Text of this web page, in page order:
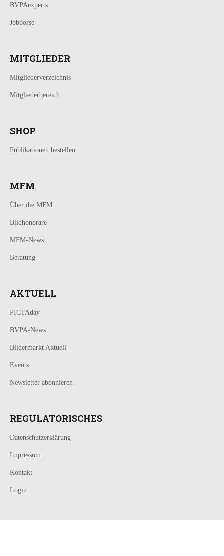
BVPAexperts
Jobbörse
MITGLIEDER
Mitgliederverzeichnis
Mitgliederbereich
SHOP
Publikationen bestellen
MFM
Über die MFM
Bildhonorare
MFM-News
Beratung
AKTUELL
PICTAday
BVPA-News
Bildermarkt Aktuell
Events
Newsletter abonnieren
REGULATORISCHES
Datenschutzerklärung
Impressum
Kontakt
Login